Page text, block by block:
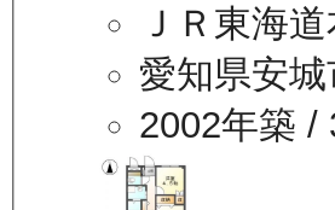
ＪＲ東海
愛知県安
2002年築 /